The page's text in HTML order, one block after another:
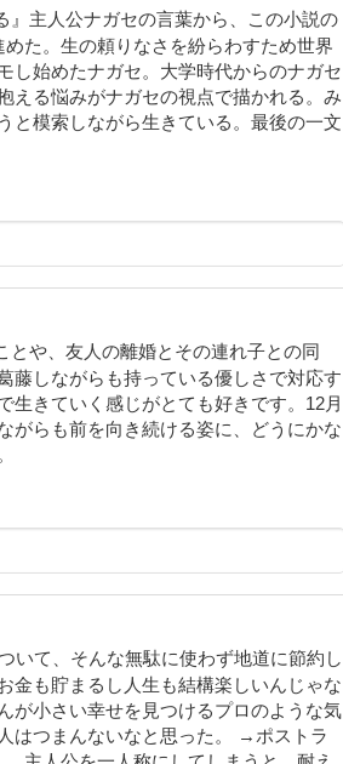
』主人公ナガセの言葉から、この小説の
た。生の頼りなさを紛らわすため世界
し始めたナガセ。大学時代からのナガセ
える悩みがナガセの視点で描かれる。み
と模索しながら生きている。最後の一文
や、友人の離婚とその連れ子との同
藤しながらも持っている優しさで対応す
生きていく感じがとても好きです。12月
がらも前を向き続ける姿に、どうにかな
いて、そんな無駄に使わず地道に節約し
金も貯まるし人生も結構楽しいんじゃな
が小さい幸せを見つけるプロのような気
はつまんないなと思った。 →ポストラ